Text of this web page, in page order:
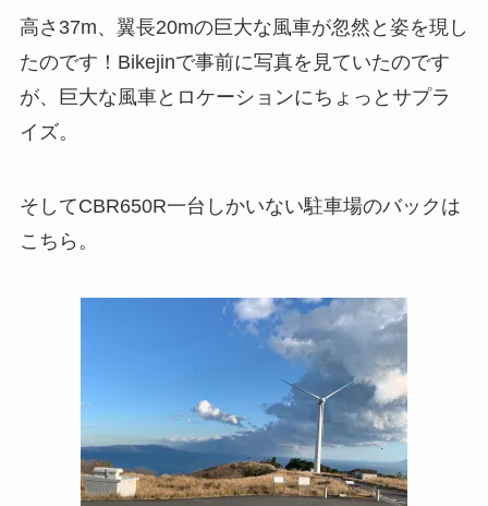
高さ37m、翼長20mの巨大な風車が忽然と姿を現し
たのです！Bikejinで事前に写真を見ていたのです
が、巨大な風車とロケーションにちょっとサプラ
イズ。
そしてCBR650R一台しかいない駐車場のバックは
こちら。